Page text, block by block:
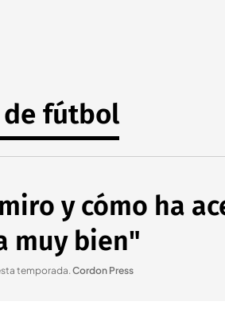
de fútbol
y cómo ha
muy bien"
temporada.Cordon Press